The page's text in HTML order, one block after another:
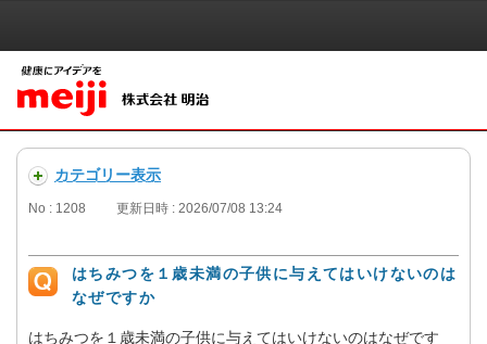
カテゴリー表示
No : 1208 更新日時 : 2026/07/08 13:24
はちみつを１歳未満の子供に与えてはいけないのは
なぜですか
はちみつを１歳未満の子供に与えてはいけないのはなぜです